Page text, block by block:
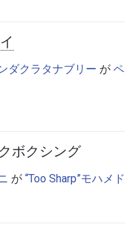
ダクラタナブリー が
ボクシング
が “Too Sharp”モハメ
Eメール